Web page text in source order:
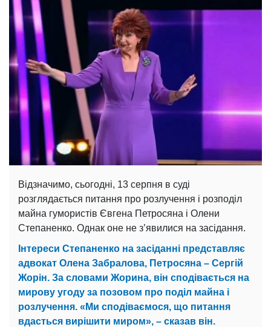
Відзначимо, сьогодні, 13 серпня в суді
розглядається питання про розлучення і розподіл
майна гумористів Євгена Петросяна і Олени
Степаненко. Однак оне не з’явилися на засідання.
Інтереси Степаненко на засіданні представляє
адвокат Олена Забралова, Петросяна – Сергій
Жорін. За словами Жорина, він сподівається на
мирову угоду за позовом про поділ майна і
розлучення. «Ми сподіваємося, що питання
вдасться вирішити миром», – сказав він.